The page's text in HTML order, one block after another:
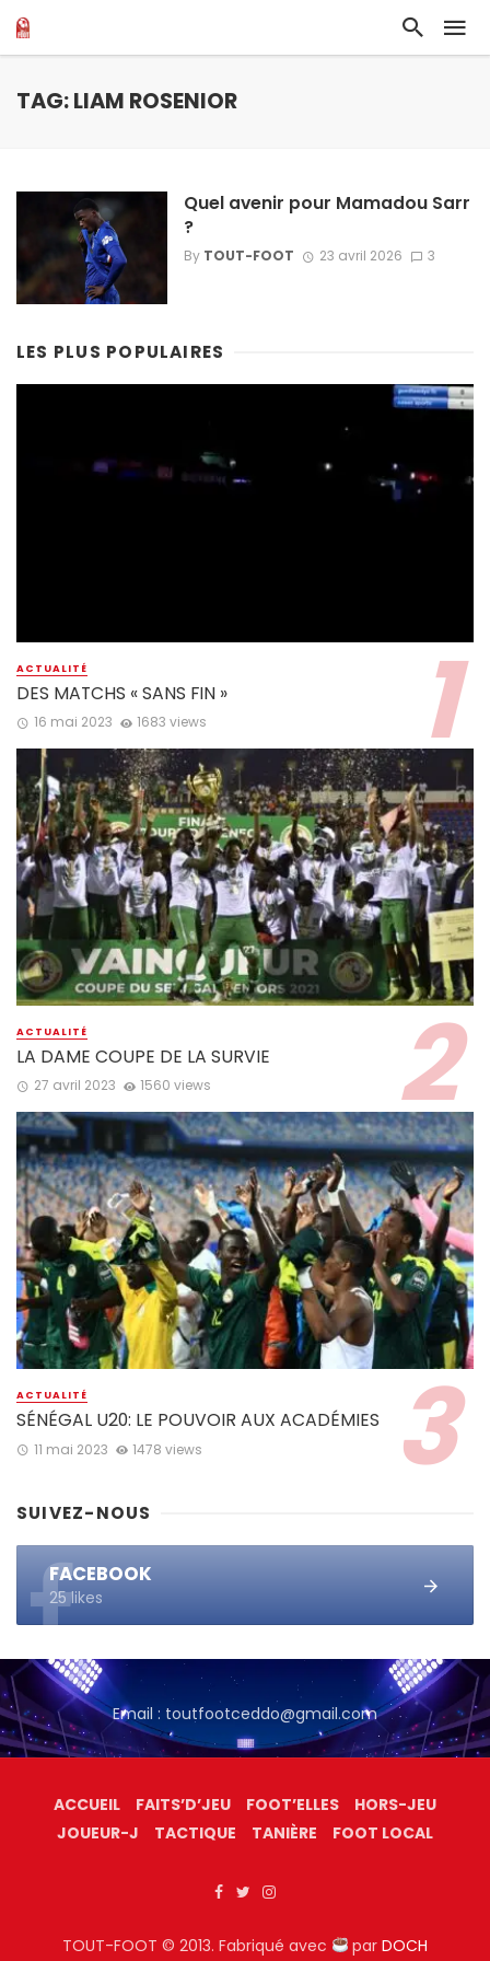
TAG: LIAM ROSENIOR
Quel avenir pour Mamadou Sarr
?
By TOUT-FOOT 23 avril 2026 3
LES PLUS POPULAIRES
ACTUALITÉ
DES MATCHS « SANS FIN »
16 mai 2023 1683 views
ACTUALITÉ
LA DAME COUPE DE LA SURVIE
27 avril 2023 1560 views
ACTUALITÉ
SÉNÉGAL U20: LE POUVOIR AUX ACADÉMIES
11 mai 2023 1478 views
SUIVEZ-NOUS
FACEBOOK
25 likes
Email : toutfootceddo@gmail.com
ACCUEIL FAITS’D’JEU FOOT’ELLES
HORS-JEU
JOUEUR-J
TACTIQUE TANIÈRE FOOT LOCAL
TOUT-FOOT © 2013. Fabriqué avec parDOCH